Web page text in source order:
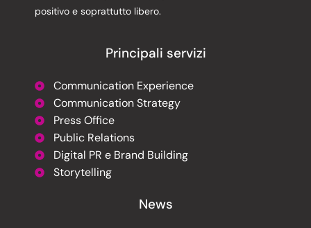
positivo e soprattutto libero.
Principali servizi
Communication Experience
Communication Strategy
Press Office
Public Relations
Digital PR e Brand Building
Storytelling
News